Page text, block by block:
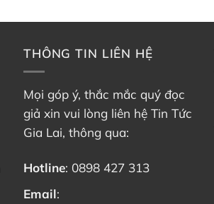
THÔNG TIN LIÊN HỆ
Mọi góp ý, thắc mắc quý đọc
giả xin vui lòng liên hệ Tin Tức
Gia Lai, thông qua:
Hotline: 0898 427 313
Email: